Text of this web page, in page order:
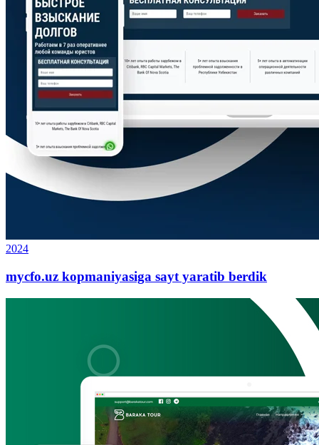
2024
mycfo.uz kopmaniyasiga sayt yaratib berdik